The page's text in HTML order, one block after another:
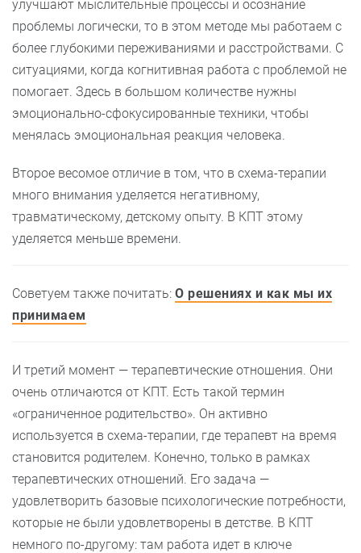
улучшают мыслительные процессы и осознание
проблемы логически, то в этом методе мы работаем с
более глубокими переживаниями и расстройствами. С
ситуациями, когда когнитивная работа с проблемой не
помогает. Здесь в большом количестве нужны
эмоционально-сфокусированные техники, чтобы
менялась эмоциональная реакция человека.
Второе весомое отличие в том, что в схема-терапии
много внимания уделяется негативному,
травматическому, детскому опыту. В КПТ этому
уделяется меньше времени.
Советуем также почитать: О решениях и как мы их
принимаем
И третий момент — терапевтические отношения. Они
очень отличаются от КПТ. Есть такой термин
«ограниченное родительство». Он активно
используется в схема-терапии, где терапевт на время
становится родителем. Конечно, только в рамках
терапевтических отношений. Его задача —
удовлетворить базовые психологические потребности,
которые не были удовлетворены в детстве. В КПТ
немного по-другому: там работа идет в ключе